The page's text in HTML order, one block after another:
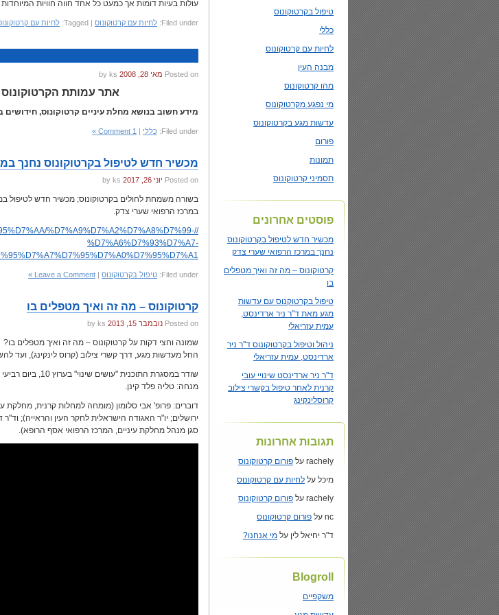
טיפול בקרטוקונוס
כללי
לחיות עם קרטוקונוס
מבנה העין
מהו קרטוקונוס
מי נפגע מקרטוקונוס
עדשות מגע בקרטוקונוס
פורום
תמונות
תסמיני קרטוקונוס
פוסטים אחרונים
מכשיר חדש לטיפול בקרטוקונוס
נחנך במרכז הרפואי שערי צדק
קרטוקונוס – מה זה ואיך מטפלים
בו
טיפול בקרטוקנוס עם עדשות
מגע מאת ד"ר ניר ארדינסט,
עמית עזריאלי
ניהול וטיפול בקרטוקונוס ד"ר ניר
ארדינסט, עמית עזריאלי
ד"ר ניר ארדינסט שינויי עובי
קרנית לאחר טיפול בקשרי צילוב
קרוסלינקינג
תגובות אחרונות
rachely על פורום קרטוקונוס
מיכל על לחיות עם קרטוקונוס
rachely על פורום קרטוקונוס
nc על פורום קרטוקונוס
ד"ר יחיאל לין על מי אנחנו?
Blogroll
משקפיים
עולות בעיות דומות אך כמעט כל אחד חווה חוויות המיוחדות
Filed under: לחיות עם קרטוקונוס | Tagged: לחיות עם
Posted on מאי 28, 2008
אתר עמותת
מידע חשוב בנושא מחלת עיניים קרטוקונוס, חידושים
Filed under: כללי |
1 Comment »
מכשיר חדש לטיפול בקרטוקונוס נחנך
Posted on יוני 26, 2017
במרכז הרפואי שערי צדק.
%D7%A9%D7%A2%D7%A8%D7%99-
%D7%A6%D7%93%D7%A7-
Filed under: טיפול בקרטוקונוס |
Leave a Comment »
קרטוקונוס – מה זה ואיך מטפלים בו
Posted on נובמבר 15, 2013
שמונה וחצי דקות על קרטוקונוס – מה זה ואיך מטפלים בו?
החל מעדשות מגע, דרך קשרי צילוב (קרוס לינקינג), ועד
שודר במסגרת התוכנית "עושים שינוי" בערוץ 10, ביום רביעי 13.11.2013.
מנחה: טליה פלד קינן.
דוברים: פרופ' אבי סלומון (מומחה למחלות קרנית, מחלקת
ירושלים; יו"ר האגודה הישראלית לחקר העין והראייה); וד"ר
סגן מנהל מחלקת עיניים, המרכז הרפואי אסף הרופא).